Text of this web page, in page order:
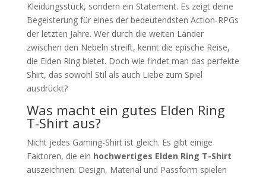
Kleidungsstück, sondern ein Statement. Es zeigt deine
Begeisterung für eines der bedeutendsten Action-RPGs
der letzten Jahre. Wer durch die weiten Länder
zwischen den Nebeln streift, kennt die epische Reise,
die Elden Ring bietet. Doch wie findet man das perfekte
Shirt, das sowohl Stil als auch Liebe zum Spiel
ausdrückt?
Was macht ein gutes Elden Ring
T-Shirt aus?
Nicht jedes Gaming-Shirt ist gleich. Es gibt einige
Faktoren, die ein hochwertiges Elden Ring T-Shirt
auszeichnen. Design, Material und Passform spielen